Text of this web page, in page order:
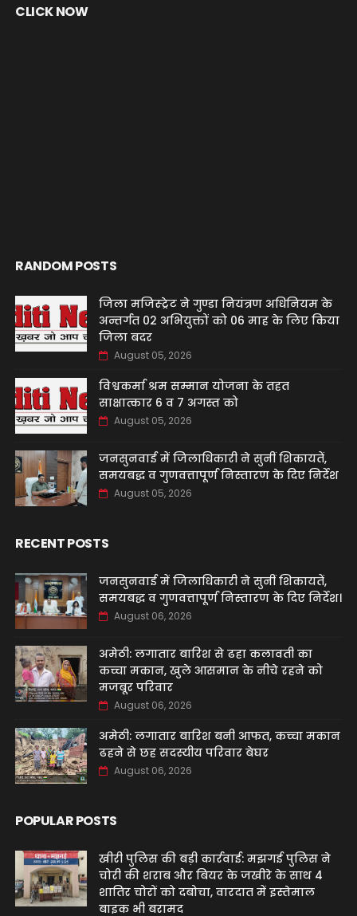
CLICK NOW
RANDOM POSTS
जिला मजिस्ट्रेट ने गुण्डा नियंत्रण अधिनियम के
अन्तर्गत 02 अभियुक्तों को 06 माह के लिए किया
जिला बदर
August 05, 2026
विश्वकर्मा श्रम सम्मान योजना के तहत
साक्षात्कार 6 व 7 अगस्त को
August 05, 2026
जनसुनवाई में जिलाधिकारी ने सुनीं शिकायतें,
समयबद्ध व गुणवत्तापूर्ण निस्तारण के दिए निर्देश
August 05, 2026
RECENT POSTS
जनसुनवाई में जिलाधिकारी ने सुनीं शिकायतें,
समयबद्ध व गुणवत्तापूर्ण निस्तारण के दिए निर्देश।
August 06, 2026
अमेठी: लगातार बारिश से ढहा कलावती का
कच्चा मकान, खुले आसमान के नीचे रहने को
मजबूर परिवार
August 06, 2026
अमेठी: लगातार बारिश बनी आफत, कच्चा मकान
ढहने से छह सदस्यीय परिवार बेघर
August 06, 2026
POPULAR POSTS
खीरी पुलिस की बड़ी कार्रवाई: मझगई पुलिस ने
चोरी की शराब और बियर के जखीरे के साथ 4
शातिर चोरों को दबोचा, वारदात में इस्तेमाल
बाइक भी बरामद